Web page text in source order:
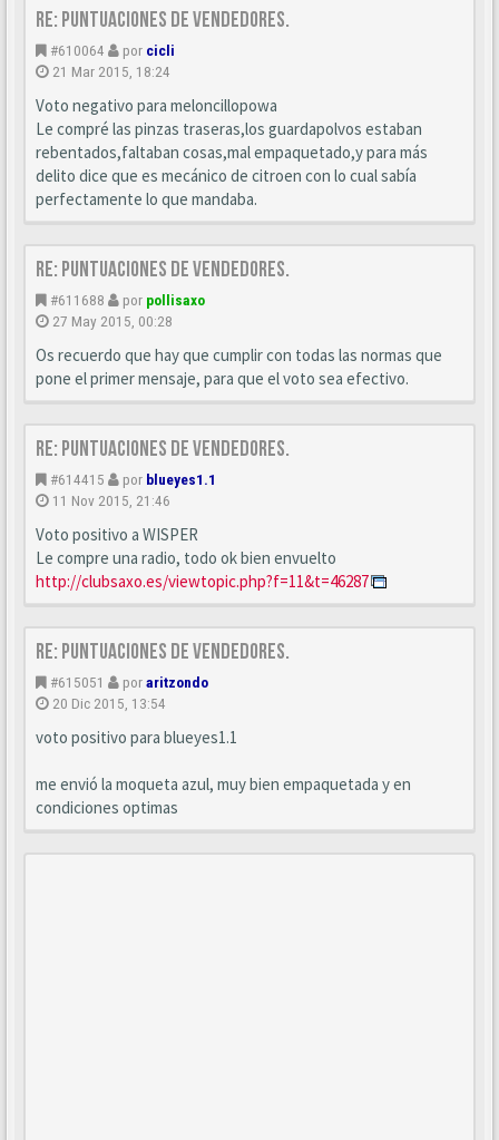
Re: Puntuaciones de vendedores.
#610064 por cicli
21 Mar 2015, 18:24
Voto negativo para meloncillopowa
Le compré las pinzas traseras,los guardapolvos estaban
rebentados,faltaban cosas,mal empaquetado,y para más
delito dice que es mecánico de citroen con lo cual sabía
perfectamente lo que mandaba.
Re: Puntuaciones de vendedores.
#611688 por pollisaxo
27 May 2015, 00:28
Os recuerdo que hay que cumplir con todas las normas que
pone el primer mensaje, para que el voto sea efectivo.
Re: Puntuaciones de vendedores.
#614415 por blueyes1.1
11 Nov 2015, 21:46
Voto positivo a WISPER
Le compre una radio, todo ok bien envuelto
http://clubsaxo.es/viewtopic.php?f=11&t=46287
Re: Puntuaciones de vendedores.
#615051 poraritzondo
20 Dic 2015, 13:54
voto positivo para blueyes1.1
me envió la moqueta azul, muy bien empaquetada y en
condiciones optimas